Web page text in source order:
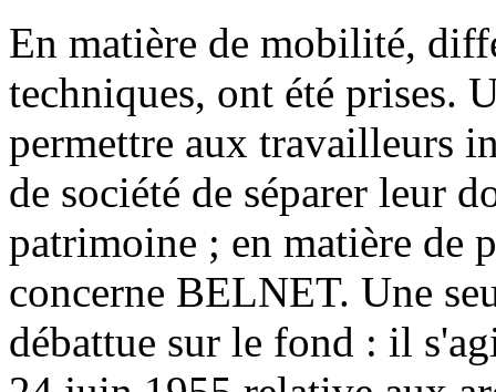
En matière de mobilité,
techniques, ont été prises.
permettre aux travailleurs
de société de séparer leur
patrimoine ; en matière de
concerne BELNET. Une
débattue sur le fond : il